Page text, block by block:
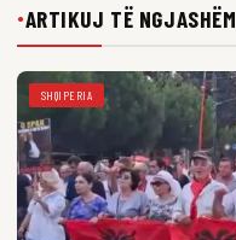
●ARTIKUJ TË NGJASHËM
SHQIPERIA